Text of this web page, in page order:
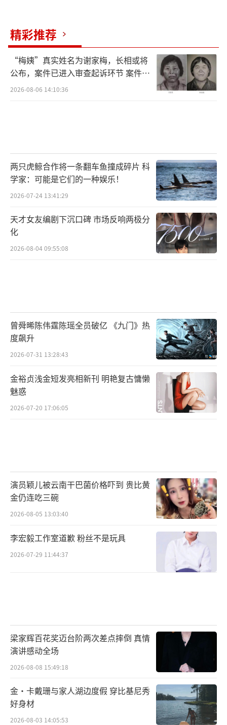
精彩推荐
“梅姨”真实姓名为谢家梅，长相或将
公布，案件已进入审查起诉环节 案件迎
来新进展
2026-08-06 14:10:36
两只虎鲸合作将一条翻车鱼撞成碎片 科
学家：可能是它们的一种娱乐！
2026-07-24 13:41:29
天才女友编剧下沉口碑 市场反响两极分
化
2026-08-04 09:55:08
曾舜晞陈伟霆陈瑶全员破亿 《九门》热
度飙升
2026-07-31 13:28:43
金裕贞浅金短发亮相新刊 明艳复古慵懒
魅惑
2026-07-20 17:06:05
演员颖儿被云南干巴菌价格吓到 贵比黄
金仍连吃三碗
2026-08-05 13:03:40
李宏毅工作室道歉 粉丝不是玩具
2026-07-29 11:44:37
梁家辉百花奖迈台阶两次差点摔倒 真情
演讲感动全场
2026-08-08 15:49:18
金·卡戴珊与家人湖边度假 穿比基尼秀
好身材
2026-08-03 14:05:53